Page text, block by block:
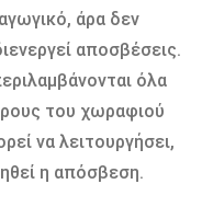
άρα δεν
αποσβέσεις.
όλα
του χωραφιού
να λειτουργήσει,
η απόσβεση.